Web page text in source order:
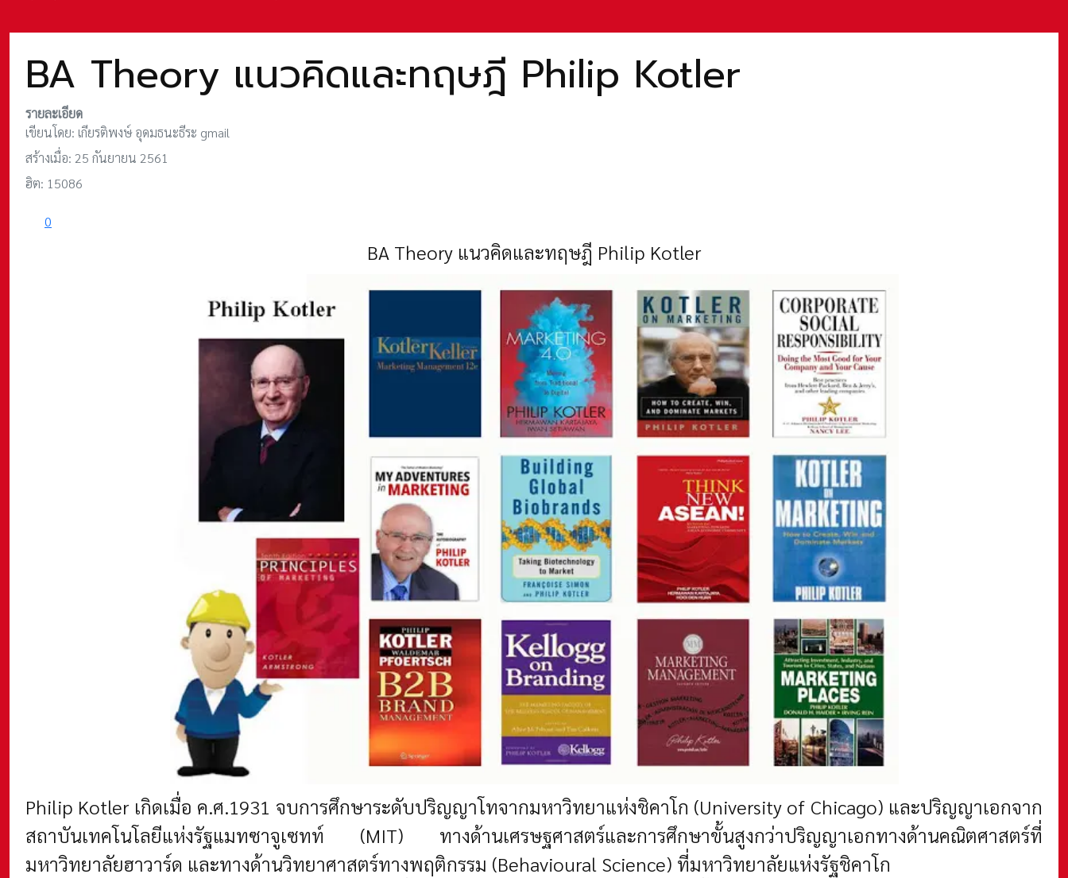
BA Theory แนวคิดและทฤษฎี Philip Kotler
รายละเอียด
เขียนโดย: เกียรติพงษ์ อุดมธนะธีระ gmail
สร้างเมื่อ: 25 กันยายน 2561
ฮิต: 15086
0
BA Theory แนวคิดและทฤษฎี Philip Kotler
Philip Kotler เกิดเมื่อ ค.ศ.1931 จบการศึกษาระดับปริญญาโทจากมหาวิทยาแห่งชิคาโก (University of Chicago) และปริญญาเอกจาก
สถาบันเทคโนโลยีแห่งรัฐแมทซาจูเซทท์ (MIT) ทางด้านเศรษฐศาสตร์และการศึกษาขั้นสูงกว่าปริญญาเอกทางด้านคณิตศาสตร์ที่
มหาวิทยาลัยฮาวาร์ด และทางด้านวิทยาศาสตร์ทางพฤติกรรม (Behavioural Science) ที่มหาวิทยาลัยแห่งรัฐชิคาโก